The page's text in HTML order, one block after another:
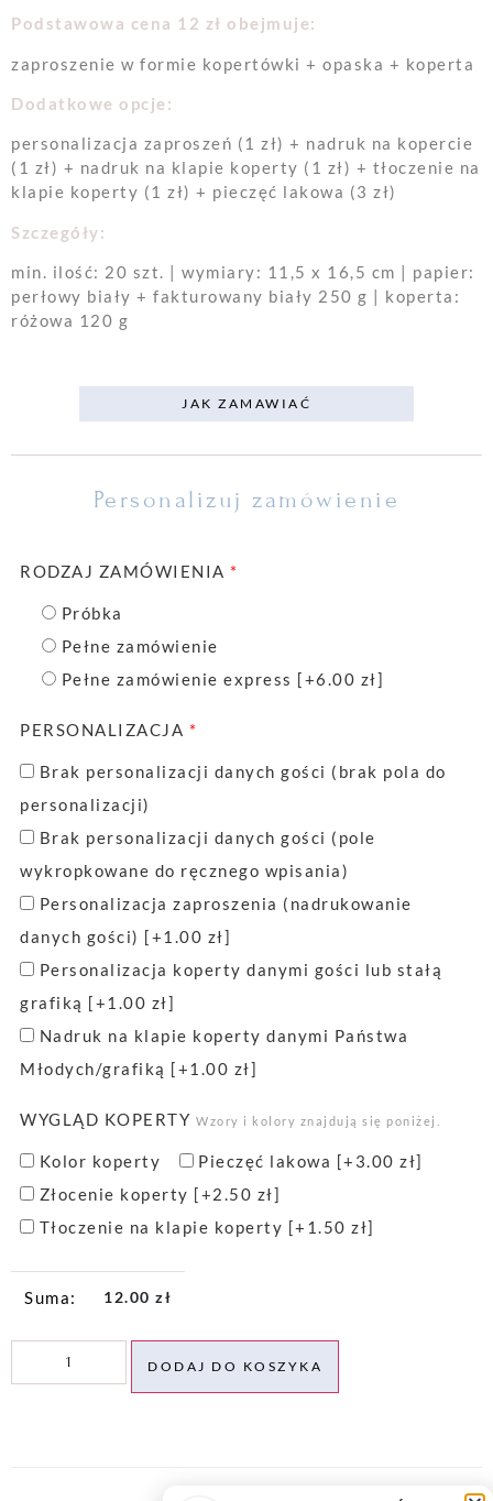
Podstawowa cena 12 zł obejmuje:
zaproszenie w formie kopertówki + opaska + koperta
Dodatkowe opcje:
personalizacja zaproszeń (1 zł) + nadruk na kopercie
(1 zł) + nadruk na klapie koperty (1 zł) + tłoczenie na
klapie koperty (1 zł) + pieczęć lakowa (3 zł)
Szczegóły:
min. ilość: 20 szt. | wymiary: 11,5 x 16,5 cm | papier:
perłowy biały + fakturowany biały 250 g | koperta:
różowa 120 g
JAK ZAMAWIAĆ
Personalizuj zamówienie
RODZAJ ZAMÓWIENIA *
Próbka
Pełne zamówienie
Pełne zamówienie express [+6.00 zł]
PERSONALIZACJA *
Brak personalizacji danych gości (brak pola do
personalizacji)
Brak personalizacji danych gości (pole
wykropkowane do ręcznego wpisania)
Personalizacja zaproszenia (nadrukowanie
danych gości) [+1.00 zł]
Personalizacja koperty danymi gości lub stałą
grafiką [+1.00 zł]
Nadruk na klapie koperty danymi Państwa
Młodych/grafiką [+1.00 zł]
WYGLĄD KOPERTY Wzory i kolory znajdują się poniżej.
Kolor koperty Pieczęć lakowa [+3.00 zł]
Złocenie koperty [+2.50 zł]
Tłoczenie na klapie koperty [+1.50 zł]
12.00 zł
DODAJ DO KOSZYKA